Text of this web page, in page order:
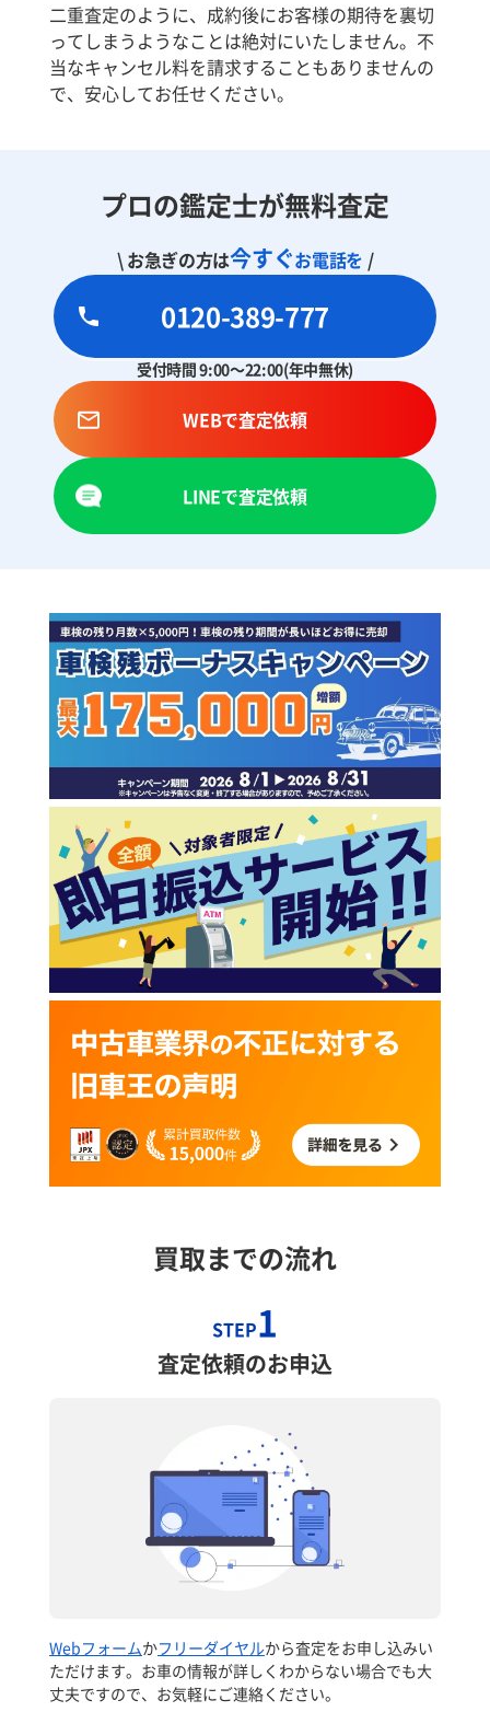
二重査定のように、成約後にお客様の期待を裏切
ってしまうようなことは絶対にいたしません。不
当なキャンセル料を請求することもありませんの
で、安心してお任せください。
プロの鑑定士が無料査定
\ お急ぎの方は今すぐお電話を /
0120-389-777
受付時間 9:00～22:00(年中無休)
WEBで査定依頼
LINEで査定依頼
買取までの流れ
STEP1
査定依頼のお申込
Webフォームかフリーダイヤルから査定をお申し込みい
ただけます。お車の情報が詳しくわからない場合でも大
丈夫ですので、お気軽にご連絡ください。